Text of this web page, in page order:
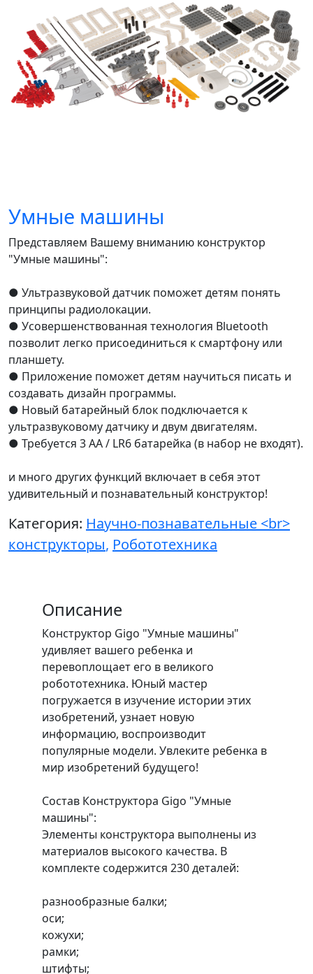
Умные машины
Представляем Вашему вниманию конструктор
"Умные машины":
● Ультразвуковой датчик поможет детям понять
принципы радиолокации.
● Усовершенствованная технология Bluetooth
позволит легко присоединиться к смартфону или
планшету.
● Приложение поможет детям научиться писать и
создавать дизайн программы.
● Новый батарейный блок подключается к
ультразвуковому датчику и двум двигателям.
● Требуется 3 AA / LR6 батарейка (в набор не входят).
и много других функций включает в себя этот
удивительный и познавательный конструктор!
Категория: Научно-познавательные <br>
конструкторы, Робототехника
Описание
Конструктор Gigo "Умные машины"
удивляет вашего ребенка и
перевоплощает его в великого
робототехника. Юный мастер
погружается в изучение истории этих
изобретений, узнает новую
информацию, воспроизводит
популярные модели. Увлеките ребенка в
мир изобретений будущего!
Состав Конструктора Gigo "Умные
машины":
Элементы конструктора выполнены из
материалов высокого качества. В
комплекте содержится 230 деталей:
разнообразные балки;
оси;
кожухи;
рамки;
штифты;